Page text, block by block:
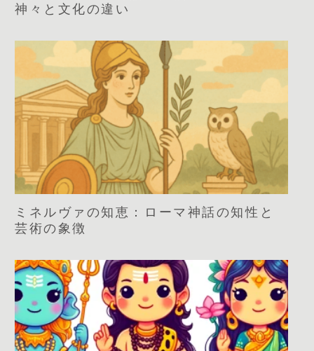
神々と文化の違い
ミネルヴァの知恵：ローマ神話の知性と
芸術の象徴